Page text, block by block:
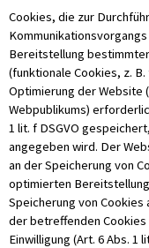
Cookies, die zur
Bereitstellung
(funktionale Cookies, z.
Optimierung der Website
Webpublikums)
1 lit. f DSGVO
angegeben wird. Der
an der Speicherung von
optimierten
Speicherung von
der betreffenden
Einwilligung (Art. 6 Abs. 1